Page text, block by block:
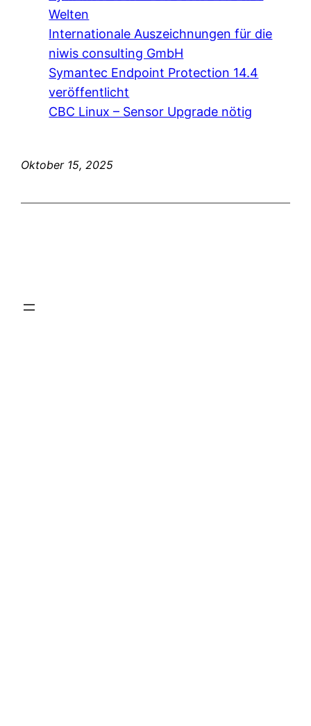
Welten
Internationale Auszeichnungen für die
niwis consulting GmbH
Symantec Endpoint Protection 14.4
veröffentlicht
CBC Linux – Sensor Upgrade nötig
Oktober 15, 2025